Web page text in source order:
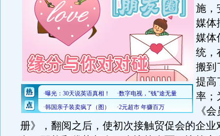
施，
媒体
媒体
统，
搬到
提高
率；
《
册》，翻阅之后，使初次接触贸促会的企业